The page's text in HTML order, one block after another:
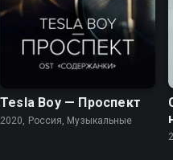
Tesla Boy — Проспект
2020, Россия, Музыкальные